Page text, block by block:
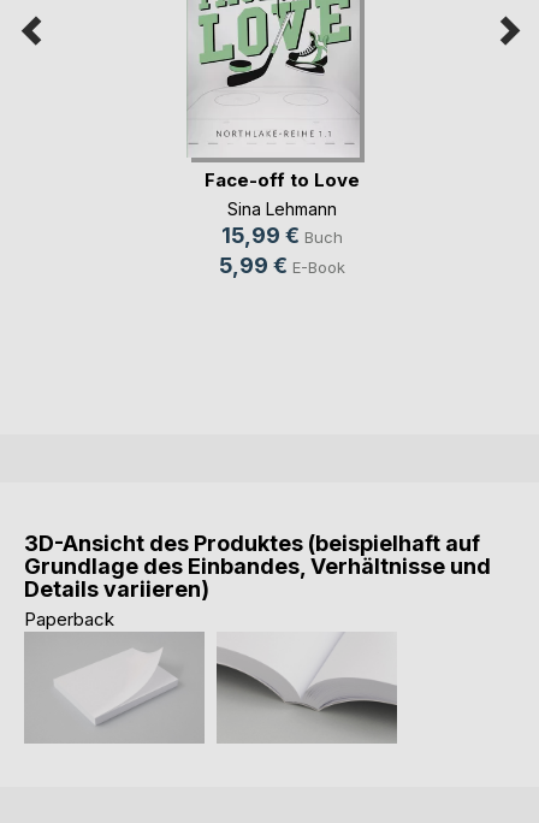
Face-off to Love
Sina Lehmann
15,99 € Buch
5,99 € E-Book
3D-Ansicht des Produktes (beispielhaft auf
Grundlage des Einbandes, Verhältnisse und
Details variieren)
Paperback